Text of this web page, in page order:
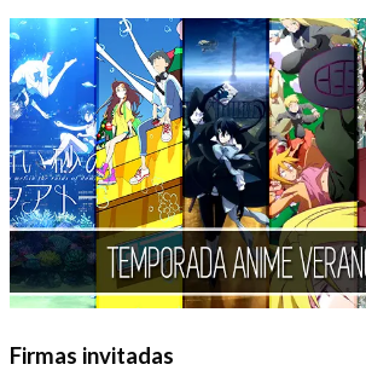
Firmas invitadas